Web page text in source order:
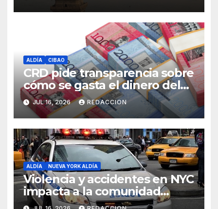
ALDÍA CIBAO
CRD pide transparencia sobre
cómo se gasta el dinero del
Seguro Familiar de Salud
JUL 16, 2026 REDACCION
ALDÍA NUEVA YORK ALDÍA
Violencia y accidentes en NYC
impacta a la comunidad
dominicana